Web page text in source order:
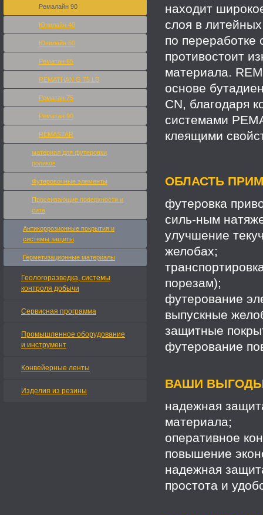
находит
слоя в
по
противостоит
материала.
основе
CN, благодаря
системами
клеящими
ОБЛАСТЬ
футеровка
силь-ным
улучшение
желобах;
порезам);
футерование
выпускные
защитные
футерование
ВАШИ
надежная
материала;
оперативное
повышение
надежная
простота и
Ремалайн 90
Юнилайн 40
Юнилайн 60
Рематан 65
REMATHAN G 75 LB
Рематан 75
Рематан 90
REMASTAR
материал для футеровки
роликов
Футеровочные элементы
Просеивающие поверхности и
сита
Антикоррозионные покрытия и
системы защиты
Герметизационные материалы
Геологоразведка, системы
контроля добычи
Сервисная программа
Промышленное оборудование
и инструмент
Конвейерные ленты
Изделия из резины